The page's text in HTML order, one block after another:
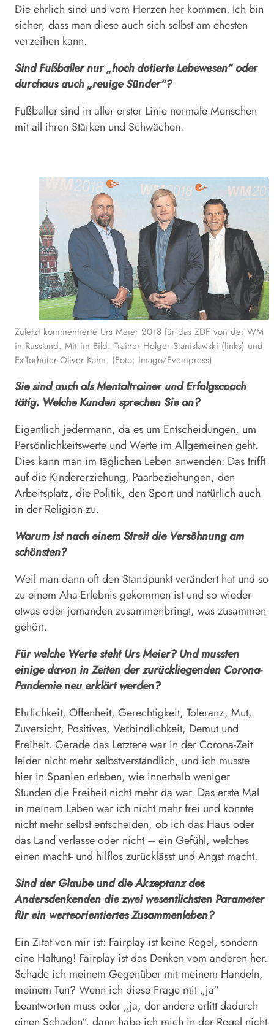
Die ehrlich sind und vom Herzen her kommen. Ich bin
sicher, dass man diese auch sich selbst am ehesten
verzeihen kann.
Sind Fußballer nur „hoch dotierte Lebewesen“ oder
durchaus auch „reuige Sünder“?
Fußballer sind in aller erster Linie normale Menschen
mit all ihren Stärken und Schwächen.
Zuletzt kommentierte Urs Meier 2018 für das ZDF von der WM
in Russland. Mit im Bild: Trainer Holger Stanislawski (links) und
Ex-Torhüter Oliver Kahn. (Foto: Imago/Eventpress)
Sie sind auch als Mentaltrainer und Erfolgscoach
tätig. Welche Kunden sprechen Sie an?
Eigentlich jedermann, da es um Entscheidungen, um
Persönlichkeitswerte und Werte im Allgemeinen geht.
Dies kann man im täglichen Leben anwenden: Das trifft
auf die Kindererziehung, Paarbeziehungen, den
Arbeitsplatz, die Politik, den Sport und natürlich auch
in der Religion zu.
Warum ist nach einem Streit die Versöhnung am
schönsten?
Weil man dann oft den Standpunkt verändert hat und so
zu einem Aha-Erlebnis gekommen ist und so wieder
etwas oder jemanden zusammenbringt, was zusammen
gehört.
Für welche Werte steht Urs Meier? Und mussten
einige davon in Zeiten der zurückliegenden Corona-
Pandemie neu erklärt werden?
Ehrlichkeit, Offenheit, Gerechtigkeit, Toleranz, Mut,
Zuversicht, Positives, Verbindlichkeit, Demut und
Freiheit. Gerade das Letztere war in der Corona-Zeit
leider nicht mehr selbstverständlich, und ich musste
hier in Spanien erleben, wie innerhalb weniger
Stunden die Freiheit nicht mehr da war. Das erste Mal
in meinem Leben war ich nicht mehr frei und konnte
nicht mehr selbst entscheiden, ob ich das Haus oder
das Land verlasse oder nicht – ein Gefühl, welches
einen macht- und hilflos zurücklässt und Angst macht.
Sind der Glaube und die Akzeptanz des
Andersdenkenden die zwei wesentlichsten Parameter
für ein werteorientiertes Zusammenleben?
Ein Zitat von mir ist: Fairplay ist keine Regel, sondern
eine Haltung! Fairplay ist das Denken vom anderen her.
Schade ich meinem Gegenüber mit meinem Handeln,
meinem Tun? Wenn ich diese Frage mit „ja“
beantworten muss oder „ja, der andere erlitt dadurch
einen Schaden“, dann habe ich mich in der Regel nicht